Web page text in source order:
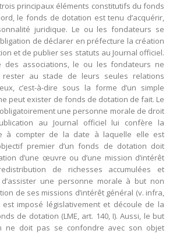
trois principaux éléments constitutifs du fonds
le fonds de dotation est tenu d’acquérir,
juridique. Le ou les fondateurs se
de déclarer en préfecture la création
et de publier ses statuts au Journal officiel.
des associations, le ou les fondateurs ne
rester au stade de leurs seules relations
c’est-à-dire sous la forme d’un simple
peut exister de fonds de dotation de fait. Le
une personne morale de droit
au Journal officiel lui confère la
à compter de la date à laquelle elle est
premier d’un fonds de dotation doit
d’une œuvre ou d’une mission d’intérêt
de richesses accumulées et
une personne morale à but non
de ses missions d’intérêt général (v. infra,
est imposé législativement et découle de la
de dotation (LME, art. 140, I). Aussi, le but
ne doit pas se confondre avec son objet